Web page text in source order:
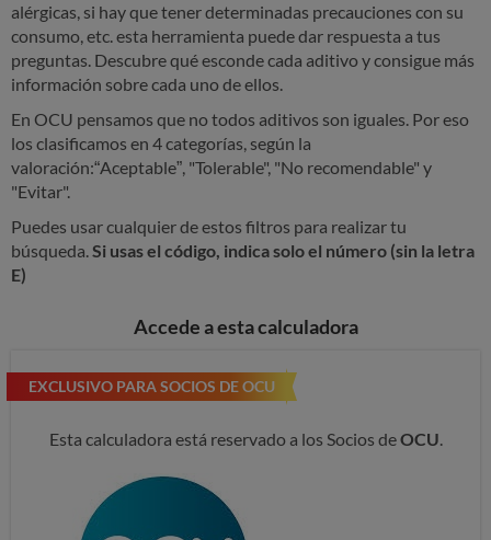
alérgicas, si hay que tener determinadas precauciones con su
consumo, etc. esta herramienta puede dar respuesta a tus
preguntas. Descubre qué esconde cada aditivo y consigue más
información sobre cada uno de ellos.
En OCU pensamos que no todos aditivos son iguales. Por eso
los clasificamos en 4 categorías, según la
valoración:“Aceptable”, "Tolerable", "No recomendable" y
"Evitar".
Puedes usar cualquier de estos filtros para realizar tu
búsqueda.Si usas el código, indica solo el número (sin la letra
E)
Accede a esta calculadora
EXCLUSIVO PARA SOCIOS DE OCU
Esta calculadora está reservado a los Socios deOCU.